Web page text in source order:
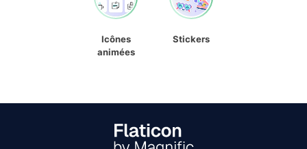
Icônes
animées
Stickers